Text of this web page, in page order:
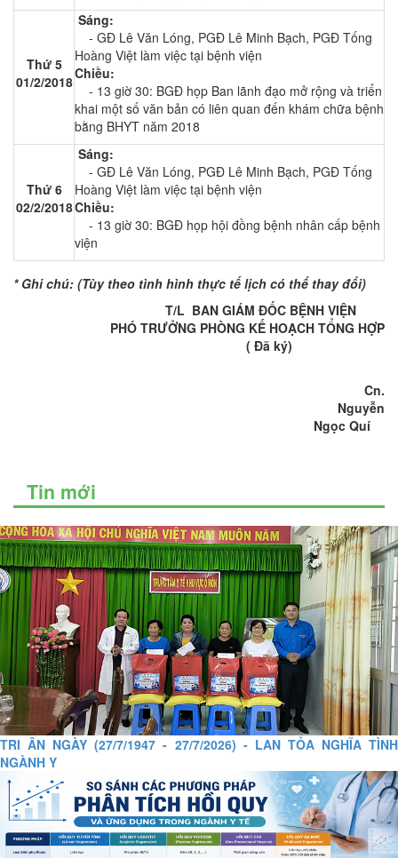
Thứ 5
01/2/2018
Sáng:
- GĐ Lê Văn Lóng, PGĐ Lê Minh Bạch, PGĐ Tống
Hoàng Việt làm việc tại bệnh viện
Chiều:
- 13 giờ 30: BGĐ họp Ban lãnh đạo mở rộng và triển
khai một số văn bản có liên quan đến khám chữa bệnh
bằng BHYT năm 2018
Thứ 6
02/2/2018
Sáng:
- GĐ Lê Văn Lóng, PGĐ Lê Minh Bạch, PGĐ Tống
Hoàng Việt làm việc tại bệnh viện
Chiều:
- 13 giờ 30: BGĐ họp hội đồng bệnh nhân cấp bệnh
viện
* Ghi chú: (Tùy theo tình hình thực tế lịch có thể thay đổi)
T/L BAN GIÁM ĐỐC BỆNH VIỆN
PHÓ TRƯỞNG PHÒNG KẾ HOẠCH TỔNG HỢP
( Đã ký)
Cn.
Nguyễn
Ngọc Quí
Tin mới
TRI ÂN NGÀY (27/7/1947 - 27/7/2026) - LAN TỎA NGHĨA TÌNH
NGÀNH Y